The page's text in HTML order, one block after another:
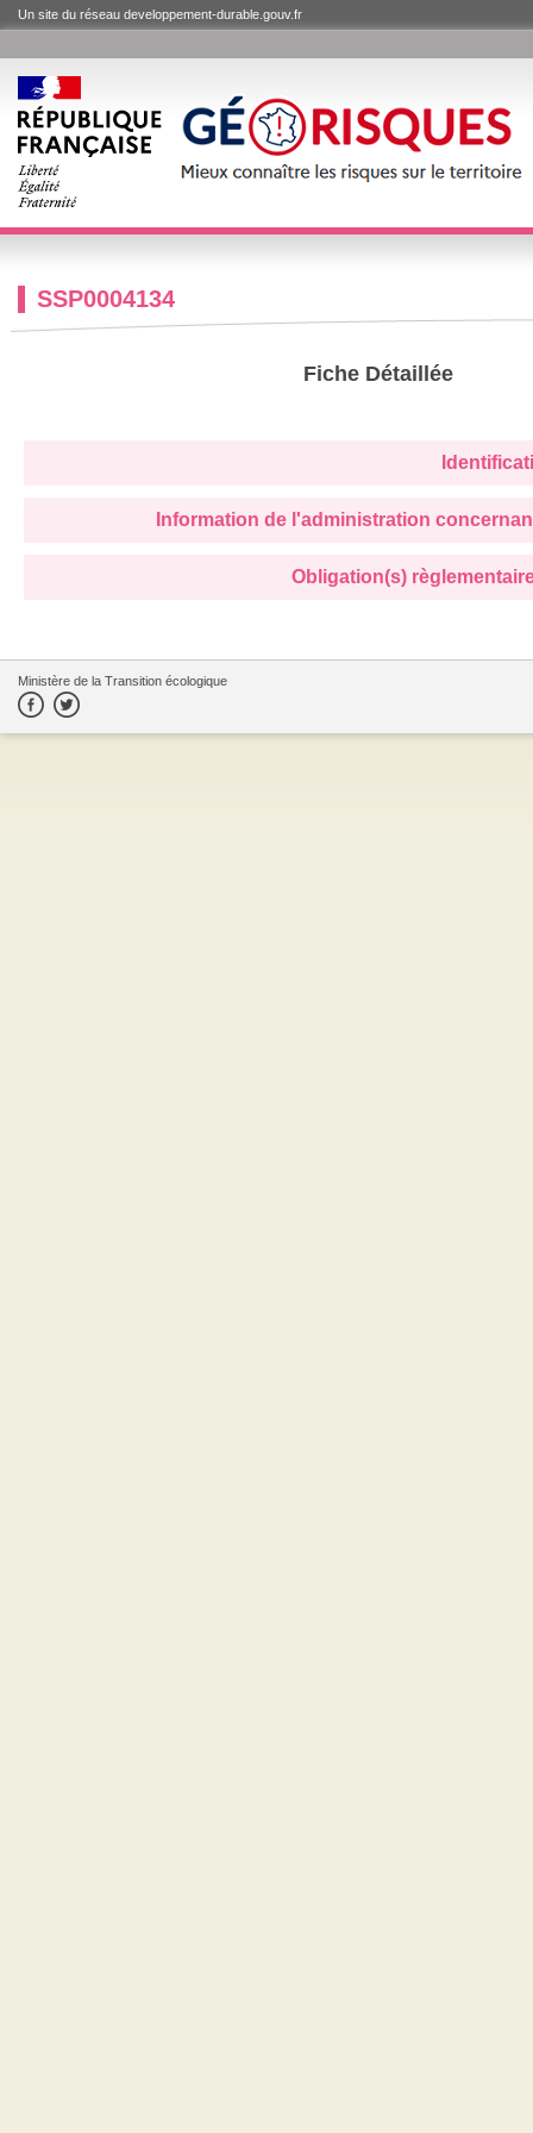
Un site du réseau developpement-durable.gouv.fr
SSP0004134
Fiche Détaillée
Information de l'administration
Obligation(s)
Ministère de la Transition écologique